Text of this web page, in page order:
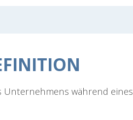
Unternehmens während eines